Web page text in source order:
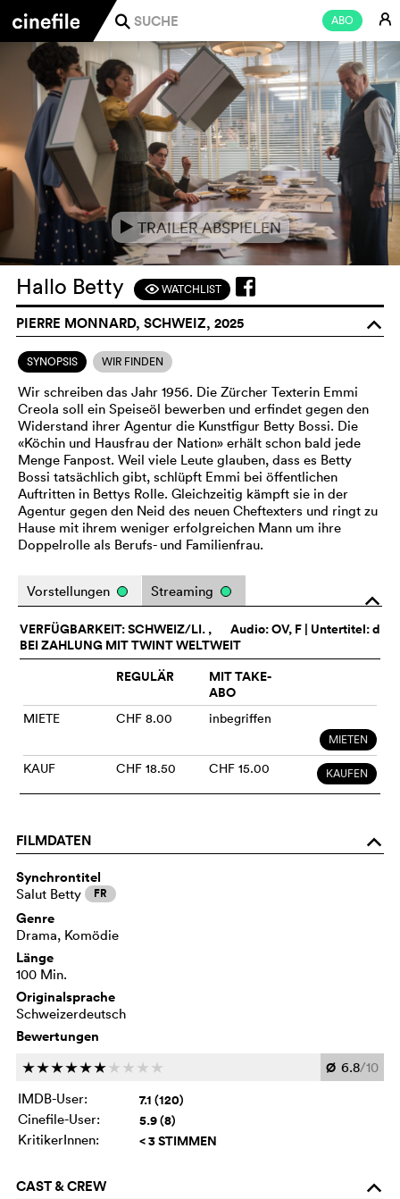
ABO E
j
e TRAILER ABSPIELEN
Hallo Betty FWATCHLIST
PIERRE MONNARD, SCHWEIZ, 2025 o
SYNOPSIS WIR FINDEN
Wir schreiben das Jahr 1956. Die Zürcher Texterin Emmi
Creola soll ein Speiseöl bewerben und erfindet gegen den
Widerstand ihrer Agentur die Kunstfigur Betty Bossi. Die
«Köchin und Hausfrau der Nation» erhält schon bald jede
Menge Fanpost. Weil viele Leute glauben, dass es Betty
Bossi tatsächlich gibt, schlüpft Emmi bei öffentlichen
Auftritten in Bettys Rolle. Gleichzeitig kämpft sie in der
Agentur gegen den Neid des neuen Cheftexters und ringt zu
Hause mit ihrem weniger erfolgreichen Mann um ihre
Doppelrolle als Berufs- und Familienfrau.
o
Vorstellungen Streaming
Audio:OV, F | Untertitel: d
VERFÜGBARKEIT: SCHWEIZ/LI. ,
BEI ZAHLUNG MIT TWINT WELTWEIT
REGULÄR
MIT TAKE-
ABO
MIETE CHF 8.00 inbegriffen
MIETEN
KAUF CHF 18.50 CHF 15.00 KAUFEN
FILMDATEN o
Synchrontitel
Salut Betty FR
Genre
Drama, Komödie
Länge
100 Min.
Originalsprache
Schweizerdeutsch
Bewertungen
cccccc c c c c Ø 6.8/10
IMDB-User:
7.1 (120)
Cinefile-User: 5.9 (8)
KritikerInnen: < 3 STIMMEN
CAST & CREW o